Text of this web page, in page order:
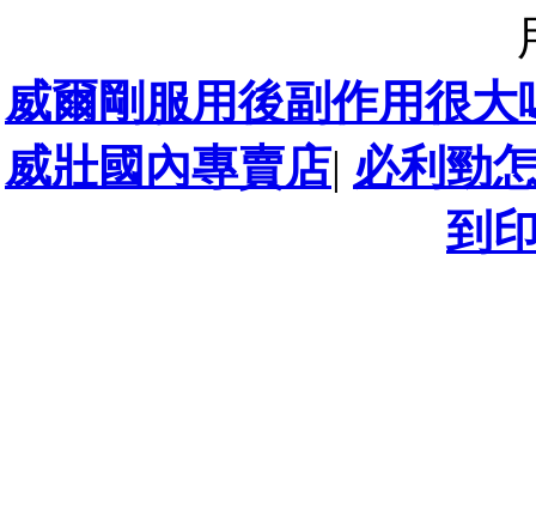
威爾剛服用後副作用很大
威壯國內專賣店| 必利勁
到